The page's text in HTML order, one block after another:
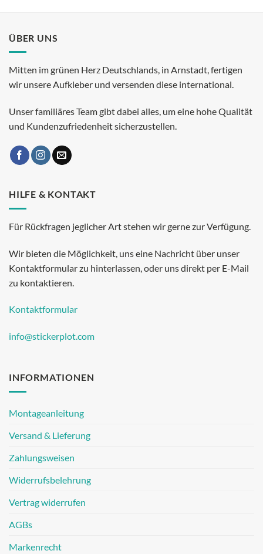
ÜBER UNS
Mitten im grünen Herz Deutschlands, in Arnstadt, fertigen
wir unsere Aufkleber und versenden diese international.
Unser familiäres Team gibt dabei alles, um eine hohe Qualität
und Kundenzufriedenheit sicherzustellen.
HILFE & KONTAKT
Für Rückfragen jeglicher Art stehen wir gerne zur Verfügung.
Wir bieten die Möglichkeit, uns eine Nachricht über unser
Kontaktformular zu hinterlassen, oder uns direkt per E-Mail
zu kontaktieren.
Kontaktformular
info@stickerplot.com
INFORMATIONEN
Montageanleitung
Versand & Lieferung
Zahlungsweisen
Widerrufsbelehrung
Vertrag widerrufen
AGBs
Markenrecht